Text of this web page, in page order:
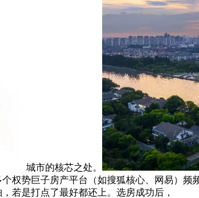
城市的核芯之处。
权势巨子房产平台（如搜狐核心、网易）
若是打点了最好都还上。选房成功后，